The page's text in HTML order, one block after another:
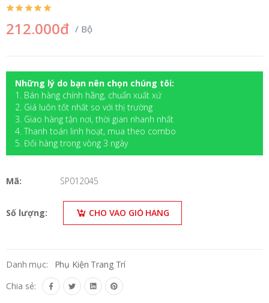
212.000đ / Bộ
Những lý do bạn nên chọn chúng tôi:
1. Bán hàng chính hãng, chuẩn xuất xứ
2. Giá luôn tốt nhất so với thị trường
3. Giao hàng tận nơi, thời gian nhanh nhất
4. Thanh toán linh hoạt, mua theo combo
5. Đối hàng trong vòng 3 ngày
Mã: SP012045
Số lượng: CHO VÀO GIỎ HÀNG
Danh mục:
Phụ Kiện Trang Trí
Chia sẻ: